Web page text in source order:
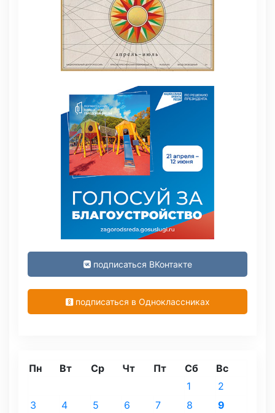
подписаться ВКонтакте
подписаться в Одноклассниках
Пн Вт Ср Чт Пт Сб Вс
1
2
3
4 5 6 7 8
9